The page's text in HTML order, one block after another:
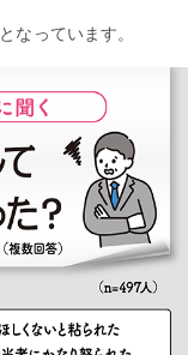
となっています。